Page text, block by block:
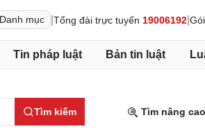
Danh mục Tổng đài trực tuyến 19006192
Tin pháp luật Bản tin luật
Tìm kiếm Tìm nâng cao